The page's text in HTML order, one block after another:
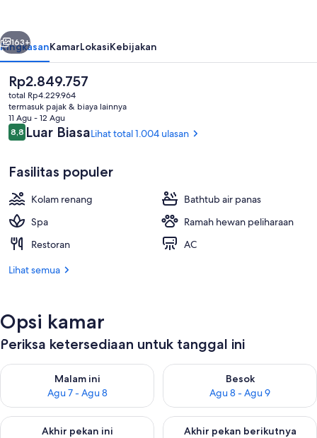
Indian
Wells
Kolam renang outdoor, dengan
Berikutnya
163+
RingkasanKamarLokasiKebijakan
Harga
saat
ini
Rp2.849.757
Rp2.849.757
total Rp4.229.964
termasuk pajak & biaya lainnya
11 Agu - 12 Agu
Ulasan
8,88,8 dari 10
Luar BiasaLihat total 1.004 ulasan
Fasilitas populer
Kolam renang
Bathtub air panas
Spa
Ramah hewan peliharaan
Restoran
AC
Lihat semua
Opsi kamar
Periksa ketersediaan untuk tanggal ini
Malam ini
Agu 7 - Agu 8
Periksa ketersediaan untuk malam ini Agu 7 - Agu 8
Besok
Agu 8 - Agu 9
Periksa ketersediaan untuk
Akhir pekan ini
Periksa ketersediaan untuk akhir pekan ini Agu 7 - Agu 9
Akhir pekan berikutnya
Periksa ketersediaan untuk